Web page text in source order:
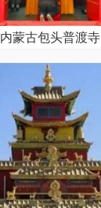
内蒙古包头普渡寺